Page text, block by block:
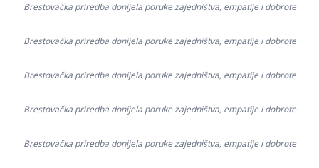
Brestovačka priredba donijela poruke zajedništva, empatije i dobrote
Brestovačka priredba donijela poruke zajedništva, empatije i dobrote
Brestovačka priredba donijela poruke zajedništva, empatije i dobrote
Brestovačka priredba donijela poruke zajedništva, empatije i dobrote
Brestovačka priredba donijela poruke zajedništva, empatije i dobrote